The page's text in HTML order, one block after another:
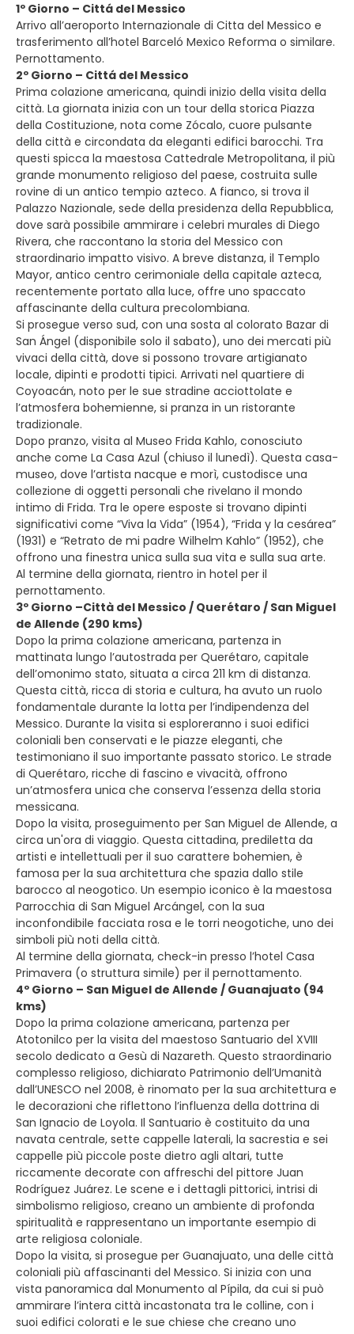
1º Giorno – Cittá del Messico
Arrivo all’aeroporto Internazionale di Citta del Messico e
trasferimento all’hotel Barceló Mexico Reforma o similare.
Pernottamento.
2º Giorno – Cittá del Messico
Prima colazione americana, quindi inizio della visita della
città. La giornata inizia con un tour della storica Piazza
della Costituzione, nota come Zócalo, cuore pulsante
della città e circondata da eleganti edifici barocchi. Tra
questi spicca la maestosa Cattedrale Metropolitana, il più
grande monumento religioso del paese, costruita sulle
rovine di un antico tempio azteco. A fianco, si trova il
Palazzo Nazionale, sede della presidenza della Repubblica,
dove sarà possibile ammirare i celebri murales di Diego
Rivera, che raccontano la storia del Messico con
straordinario impatto visivo. A breve distanza, il Templo
Mayor, antico centro cerimoniale della capitale azteca,
recentemente portato alla luce, offre uno spaccato
affascinante della cultura precolombiana.
Si prosegue verso sud, con una sosta al colorato Bazar di
San Ángel (disponibile solo il sabato), uno dei mercati più
vivaci della città, dove si possono trovare artigianato
locale, dipinti e prodotti tipici. Arrivati nel quartiere di
Coyoacán, noto per le sue stradine acciottolate e
l’atmosfera bohemienne, si pranza in un ristorante
tradizionale.
Dopo pranzo, visita al Museo Frida Kahlo, conosciuto
anche come La Casa Azul (chiuso il lunedì). Questa casa-
museo, dove l’artista nacque e morì, custodisce una
collezione di oggetti personali che rivelano il mondo
intimo di Frida. Tra le opere esposte si trovano dipinti
significativi come “Viva la Vida” (1954), “Frida y la cesárea”
(1931) e “Retrato de mi padre Wilhelm Kahlo” (1952), che
offrono una finestra unica sulla sua vita e sulla sua arte.
Al termine della giornata, rientro in hotel per il
pernottamento.
3º Giorno –Città del Messico / Querétaro / San Miguel
de Allende (290 kms)
Dopo la prima colazione americana, partenza in
mattinata lungo l’autostrada per Querétaro, capitale
dell’omonimo stato, situata a circa 211 km di distanza.
Questa città, ricca di storia e cultura, ha avuto un ruolo
fondamentale durante la lotta per l’indipendenza del
Messico. Durante la visita si esploreranno i suoi edifici
coloniali ben conservati e le piazze eleganti, che
testimoniano il suo importante passato storico. Le strade
di Querétaro, ricche di fascino e vivacità, offrono
un’atmosfera unica che conserva l’essenza della storia
messicana.
Dopo la visita, proseguimento per San Miguel de Allende, a
circa un'ora di viaggio. Questa cittadina, prediletta da
artisti e intellettuali per il suo carattere bohemien, è
famosa per la sua architettura che spazia dallo stile
barocco al neogotico. Un esempio iconico è la maestosa
Parrocchia di San Miguel Arcángel, con la sua
inconfondibile facciata rosa e le torri neogotiche, uno dei
simboli più noti della città.
Al termine della giornata, check-in presso l’hotel Casa
Primavera (o struttura simile) per il pernottamento.
4º Giorno – San Miguel de Allende / Guanajuato (94
kms)
Dopo la prima colazione americana, partenza per
Atotonilco per la visita del maestoso Santuario del XVIII
secolo dedicato a Gesù di Nazareth. Questo straordinario
complesso religioso, dichiarato Patrimonio dell’Umanità
dall’UNESCO nel 2008, è rinomato per la sua architettura e
le decorazioni che riflettono l’influenza della dottrina di
San Ignacio de Loyola. Il Santuario è costituito da una
navata centrale, sette cappelle laterali, la sacrestia e sei
cappelle più piccole poste dietro agli altari, tutte
riccamente decorate con affreschi del pittore Juan
Rodríguez Juárez. Le scene e i dettagli pittorici, intrisi di
simbolismo religioso, creano un ambiente di profonda
spiritualità e rappresentano un importante esempio di
arte religiosa coloniale.
Dopo la visita, si prosegue per Guanajuato, una delle città
coloniali più affascinanti del Messico. Si inizia con una
vista panoramica dal Monumento al Pípila, da cui si può
ammirare l’intera città incastonata tra le colline, con i
suoi edifici colorati e le sue chiese che creano uno